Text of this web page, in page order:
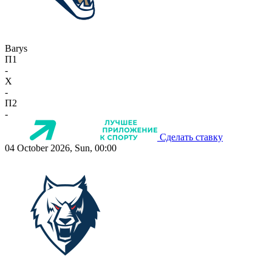
Barys
П1
-
X
-
П2
-
Сделать ставку
04 October 2026, Sun, 00:00